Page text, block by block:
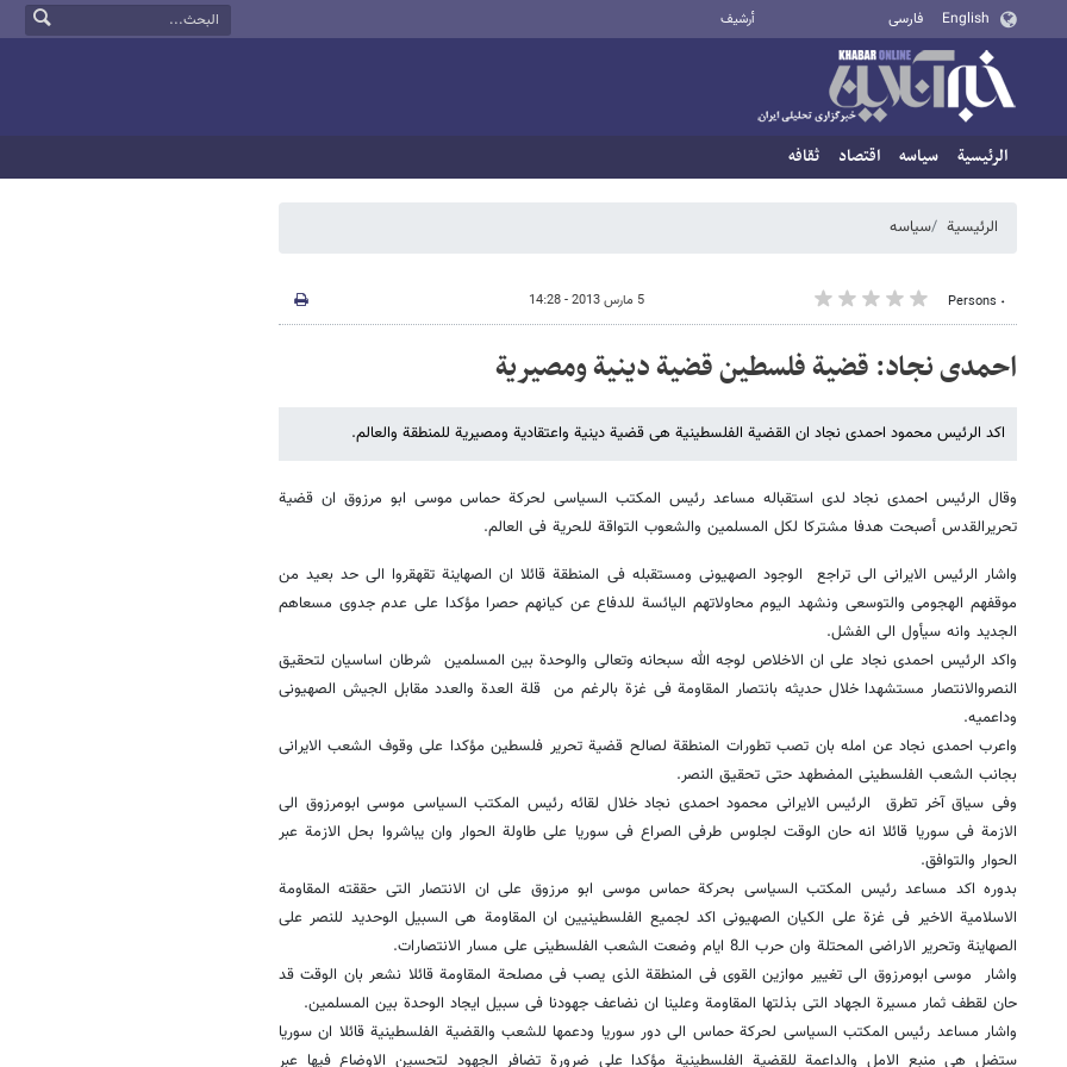
English فارسی أرشيف
الرئيسية سیاسه اقتصاد ثقافه
الرئيسية سیاسه
٠ Persons 5 مارس 2013 - 14:28
احمدی نجاد: قضیة فلسطین قضیة دینیة ومصیریة
اکد الرئیس محمود احمدی نجاد ان القضیة الفلسطینیة هی قضیة دینیة واعتقادیة ومصیریة للمنطقة والعالم.
وقال الرئیس احمدی نجاد لدى استقباله مساعد رئیس المکتب السیاسی لحرکة حماس موسى ابو مرزوق ان قضیة
تحریرالقدس أصبحت هدفا مشترکا لکل المسلمین والشعوب التواقة للحریة فی العالم.
واشار الرئیس الایرانی الى تراجع الوجود الصهیونی ومستقبله فی المنطقة قائلا ان الصهاینة تقهقروا الى حد بعید من
موقفهم الهجومی والتوسعی ونشهد الیوم محاولاتهم الیائسة للدفاع عن کیانهم حصرا مؤکدا على عدم جدوى مسعاهم
الجدید وانه سیأول الى الفشل.
واکد الرئیس احمدی نجاد على ان الاخلاص لوجه الله سبحانه وتعالى والوحدة بین المسلمین شرطان اساسیان لتحقیق
النصروالانتصار مستشهدا خلال حدیثه بانتصار المقاومة فی غزة بالرغم من قلة العدة والعدد مقابل الجیش الصهیونی
وداعمیه.
واعرب احمدی نجاد عن امله بان تصب تطورات المنطقة لصالح قضیة تحریر فلسطین مؤکدا على وقوف الشعب الایرانی
بجانب الشعب الفلسطینی المضطهد حتى تحقیق النصر.
وفی سیاق آخر تطرق الرئیس الایرانی محمود احمدی نجاد خلال لقائه رئیس المکتب السیاسی موسى ابومرزوق الى
الازمة فی سوریا قائلا انه حان الوقت لجلوس طرفی الصراع فی سوریا على طاولة الحوار وان یباشروا بحل الازمة عبر
الحوار والتوافق.
بدوره اکد مساعد رئیس المکتب السیاسی بحرکة حماس موسى ابو مرزوق على ان الانتصار التی حققته المقاومة
الاسلامیة الاخیر فی غزة على الکیان الصهیونی اکد لجمیع الفلسطینیین ان المقاومة هی السبیل الوحدید للنصر على
الصهاینة وتحریر الاراضی المحتلة وان حرب الـ8 ایام وضعت الشعب الفلسطینی على مسار الانتصارات.
واشار موسى ابومرزوق الى تغییر موازین القوى فی المنطقة الذی یصب فی مصلحة المقاومة قائلا نشعر بان الوقت قد
حان لقطف ثمار مسیرة الجهاد التی بذلتها المقاومة وعلینا ان نضاعف جهودنا فی سبیل ایجاد الوحدة بین المسلمین.
واشار مساعد رئیس المکتب السیاسی لحرکة حماس الى دور سوریا ودعمها للشعب والقضیة الفلسطینیة قائلا ان سوریا
ستضل هی منبع الامل والداعمة للقضیة الفلسطینیة مؤکدا على ضرورة تضافر الجهود لتحسین الاوضاع فیها عبر